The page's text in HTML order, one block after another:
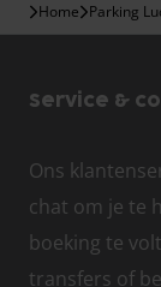
Home Parking
Service &
Ons
chat om je te
boeking te
transfers of